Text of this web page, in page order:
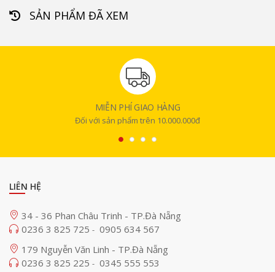
SẢN PHẨM ĐÃ XEM
MIỄN PHÍ GIAO HÀNG
Đối với sản phẩm trên 10.000.000đ
LIÊN HỆ
34 - 36 Phan Châu Trinh - TP.Đà Nẵng
0236 3 825 725 - 0905 634 567
179 Nguyễn Văn Linh - TP.Đà Nẵng
0236 3 825 225 - 0345 555 553